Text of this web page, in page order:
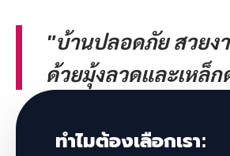
"บ้านปลอดภัย สวยง
ด้วยมุ้งลวดและเหล็ก
ทำไมต้องเลือกเรา: